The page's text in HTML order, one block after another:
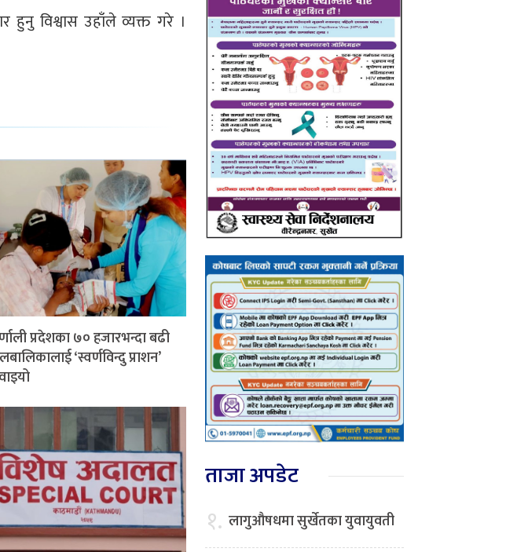
हुनु विश्वास उहाँले व्यक्त गरे ।
प्रदेशका ७० हजारभन्दा बढी
‘स्वर्णविन्दु प्राशन’
ताजा अपडेट
१. लागुऔषधमा सुर्खेतका युवायुवती